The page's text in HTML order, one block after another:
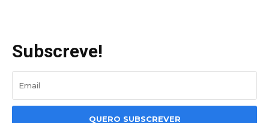
Subscreve!
QUERO SUBSCREVER